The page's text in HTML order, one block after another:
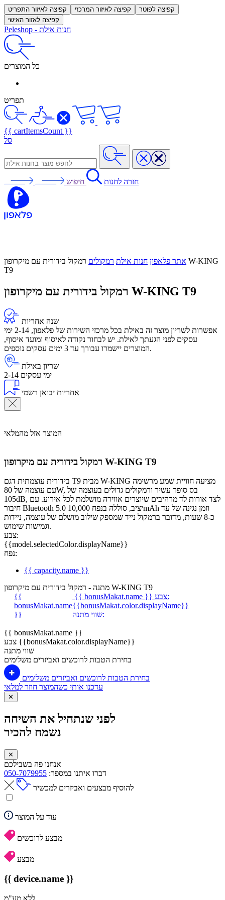
קפיצה לאיזור התפריט קפיצה לאיזור המרכזי
קפיצה לפוטר
קפיצה לאזור האישי
Peleshop - חנות אילת
כל המוצרים
תפריט
{{ cartItemsCount }}
סל
חזרה לחנות חיפוש
אתר פלאפון חנות אילת רמקולים רמקול בידורית עם מיקרופון W-KING
T9
רמקול בידורית עם מיקרופון W-KING T9
שנה אחריות
אפשרות לשריון מוצר זה באילת בכל מרכזי השירות של פלאפון, 2-14 ימי
עסקים לפני הגעתך לאילת. יש לבחור נקודה לאיסוף ומועד איסוף,
המוצרים יישמרו עבורך עד 3 ימים עסקים נוספים.
שריון באילת
2-14 ימי עסקים
אחריות יבואן רשמי
המוצר אזל מהמלאי
רמקול בידורית עם מיקרופון W-KING T9
בידורית עוצמתית דגם T9 מבית W-KING מציעה חוויית שמע מרשימה
עם עוצמה של 80W, בס סופר עשיר ורמקולים גדולים בעוצמה של
105dB, לצד אורות לד מרהיבים שיוצרים אווירה מושלמת לכל אירוע. עם
חיבור Bluetooth 5.0 יציב, סוללה בנפח 10,000mAh וזמן נגינה של עד
כ-8 שעות, מדובר ברמקול נייד שמספק שילוב מושלם של עוצמה, ניידות
וגמישות שימוש.
צבע:
{{model.selectedColor.displayName}}
נפח:
{{ capacity.name }}
מתנה - רמקול בידורית עם מיקרופון W-KING T9
{{
bonusMakat.name
}}
{{ bonusMakat.name }}
צבע:
{{bonusMakat.color.displayName}}
שווי מתנה:
{{ bonusMakat.name }}
צבע {{bonusMakat.color.displayName}}
שווי מתנה
בחירת הטבות לרוכשים ואביזרים משלימים
בחירת הטבות לרוכשים ואביזרים משלימים
עדכנו אותי כשהמוצר חוזר למלאי
✕
לפני שנתחיל את השיחה
נשמח להכיר
✕
אנחנו פה בשבילכם
דברו איתנו במספר: 050-7079955
להוסיף מבצעים ואביזרים למכשיר
עוד על המוצר
מבצע לרוכשים
מבצע
{{ device.name }}
ללא מע"מ